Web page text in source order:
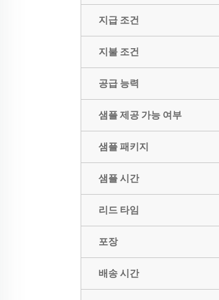
지급 조건
지불 조건
공급 능력
샘플 제공 가능 여부
샘플 패키지
샘플 시간
리드 타임
포장
배송 시간